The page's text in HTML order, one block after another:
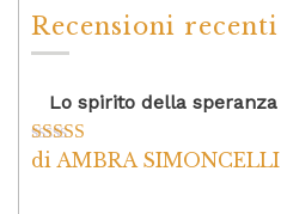
Recensioni recenti
Lo spirito della speranza
Valutato5su
di AMBRA SIMONCELLI